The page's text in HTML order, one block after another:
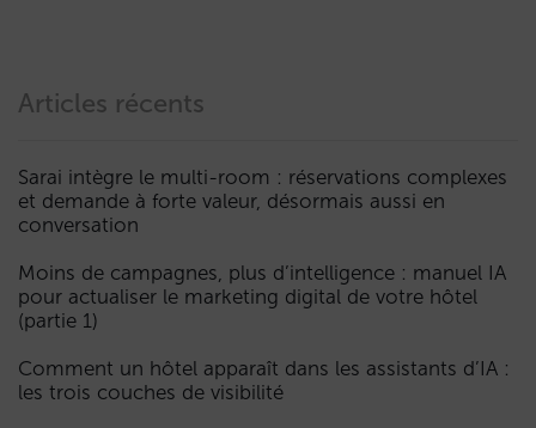
Articles récents
Sarai intègre le multi-room : réservations complexes
et demande à forte valeur, désormais aussi en
conversation
Moins de campagnes, plus d’intelligence : manuel IA
pour actualiser le marketing digital de votre hôtel
(partie 1)
Comment un hôtel apparaît dans les assistants d’IA :
les trois couches de visibilité